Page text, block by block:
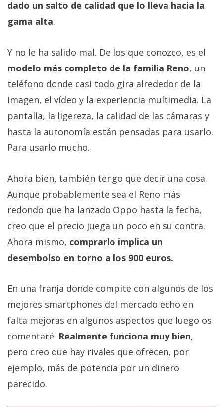
dado un salto de calidad que lo lleva hacia la
gama alta.
Y no le ha salido mal. De los que conozco, es el
modelo más completo de la familia Reno, un
teléfono donde casi todo gira alrededor de la
imagen, el vídeo y la experiencia multimedia. La
pantalla, la ligereza, la calidad de las cámaras y
hasta la autonomía están pensadas para usarlo.
Para usarlo mucho.
Ahora bien, también tengo que decir una cosa.
Aunque probablemente sea el Reno más
redondo que ha lanzado Oppo hasta la fecha,
creo que el precio juega un poco en su contra.
Ahora mismo, comprarlo implica un
desembolso en torno a los 900 euros.
En una franja donde compite con algunos de los
mejores smartphones del mercado echo en
falta mejoras en algunos aspectos que luego os
comentaré. Realmente funciona muy bien,
pero creo que hay rivales que ofrecen, por
ejemplo, más de potencia por un dinero
parecido.